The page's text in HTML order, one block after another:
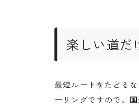
楽しい道だ
最短ルートをたどる
ーリングですので、